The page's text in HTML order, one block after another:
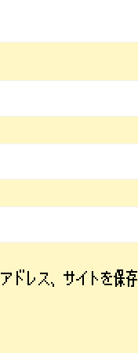
ドレス、サイトを保